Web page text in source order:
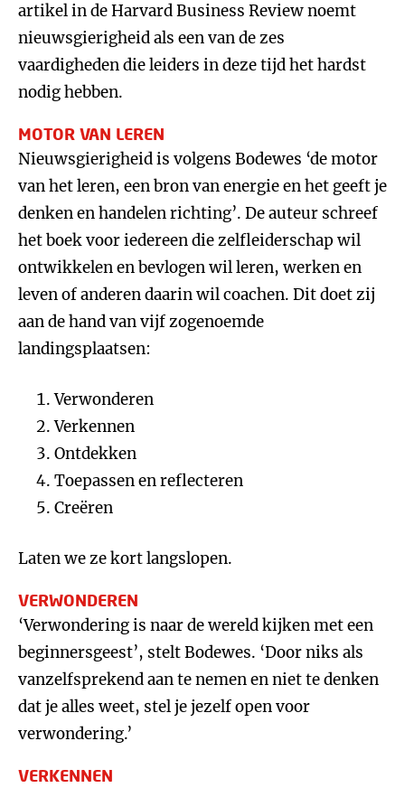
artikel in de Harvard Business Review noemt
nieuwsgierigheid als een van de zes
vaardigheden die leiders in deze tijd het hardst
nodig hebben.
MOTOR VAN LEREN
Nieuwsgierigheid is volgens Bodewes ‘de motor
van het leren, een bron van energie en het geeft je
denken en handelen richting’. De auteur schreef
het boek voor iedereen die zelfleiderschap wil
ontwikkelen en bevlogen wil leren, werken en
leven of anderen daarin wil coachen. Dit doet zij
aan de hand van vijf zogenoemde
landingsplaatsen:
Verwonderen
Verkennen
Ontdekken
Toepassen en reflecteren
Creëren
Laten we ze kort langslopen.
VERWONDEREN
‘Verwondering is naar de wereld kijken met een
beginnersgeest’, stelt Bodewes. ‘Door niks als
vanzelfsprekend aan te nemen en niet te denken
dat je alles weet, stel je jezelf open voor
verwondering.’
VERKENNEN